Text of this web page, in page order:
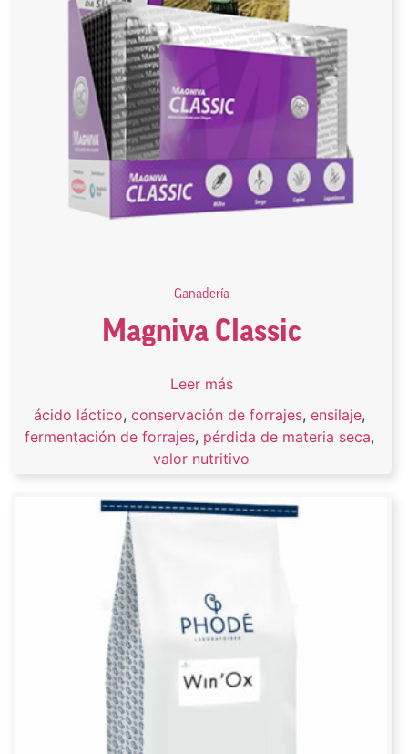
Ganadería
Magniva Classic
Leer más
ácido láctico, conservación de forrajes, ensilaje,
fermentación de forrajes, pérdida de materia seca,
valor nutritivo